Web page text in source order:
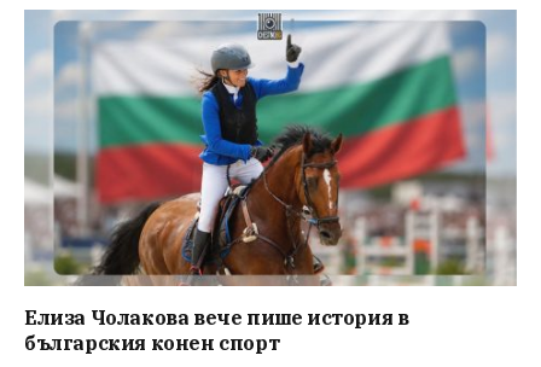
Елиза Чолакова вече пише история в
българския конен спорт